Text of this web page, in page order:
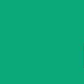
創業の想
ディ
オーガ